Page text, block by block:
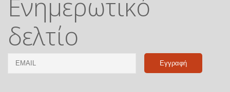
Ενημερωτικό
δελτίο
Email